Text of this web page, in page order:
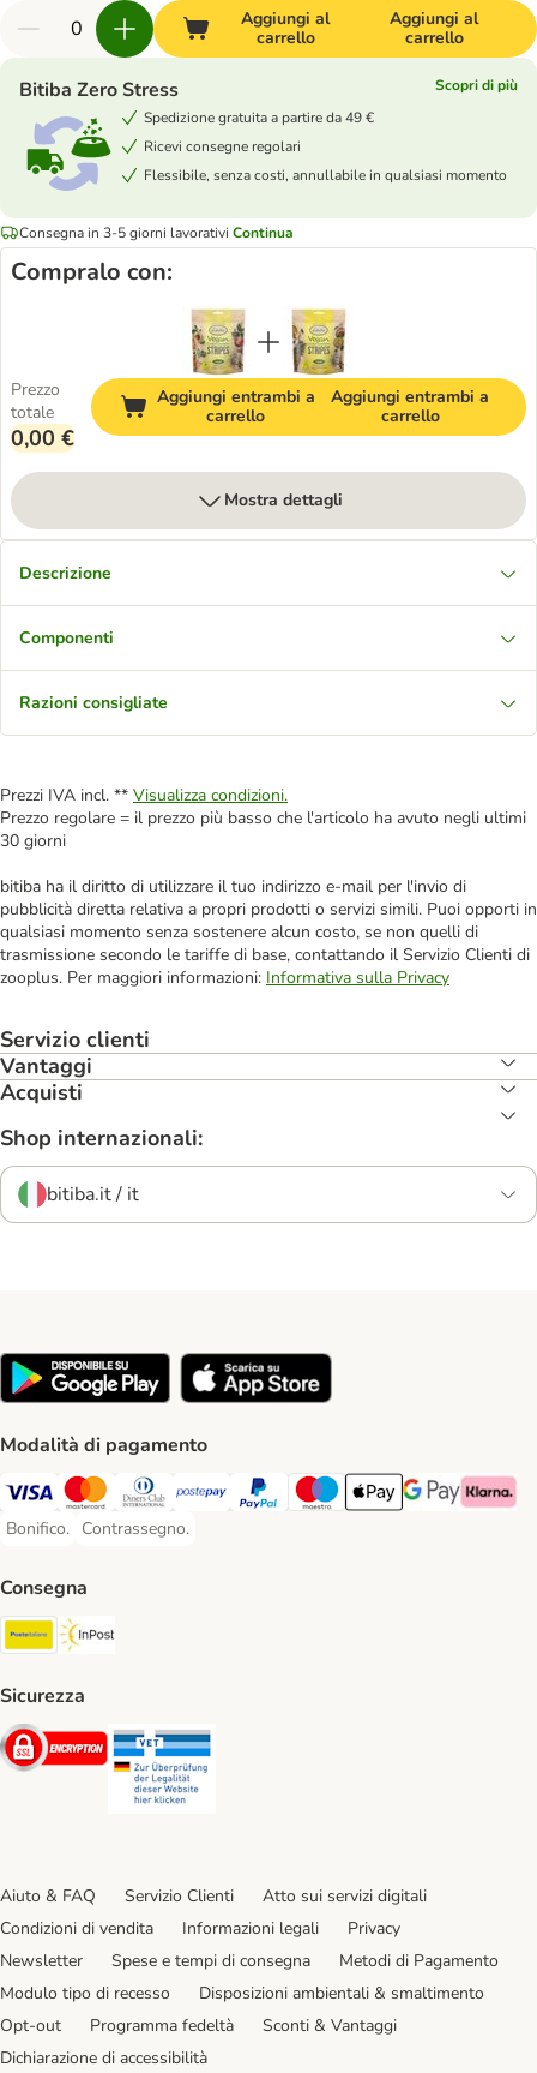
Aggiungi al
carrello
Aggiungi al
carrello
Bitiba Zero Stress
Scopri di più
Spedizione gratuita a partire da 49 €
Ricevi consegne regolari
Flessibile, senza costi, annullabile in qualsiasi momento
Consegna in 3-5 giorni lavorativi Continua
Compralo con:
Prezzo
totale
0,00 €
Aggiungi entrambi a
carrello
Aggiungi entrambi a
carrello
Mostra dettagli
Descrizione
Componenti
Razioni consigliate
Prezzi IVA incl. ** Visualizza condizioni.
Prezzo regolare = il prezzo più basso che l'articolo ha avuto negli ultimi
30 giorni
bitiba ha il diritto di utilizzare il tuo indirizzo e-mail per l'invio di
pubblicità diretta relativa a propri prodotti o servizi simili. Puoi opporti in
qualsiasi momento senza sostenere alcun costo, se non quelli di
trasmissione secondo le tariffe di base, contattando il Servizio Clienti di
zooplus. Per maggiori informazioni: Informativa sulla Privacy
Servizio clienti
Vantaggi
Acquisti
Shop internazionali:
bitiba.it / it
Modalità di pagamento
Visa. Payment Method
Mastercard. Payment Method
Diners Club. Payment Method
Postepay. Payment Method
PayPal. Payment Method
Maestro. Payment Method
Apple pay. Payment
Google Pay
Klarna
Bonifico.
Bonifico. Payment Method
Contrassegno.
Contrassegno. Payment Method
Consegna
Poste Italiane. Shipping Method
Sicurezza
Security
Aiuto & FAQ Servizio Clienti
Atto sui servizi digitali
Condizioni di vendita
Informazioni legali
Privacy
Newsletter
Spese e tempi di consegna
Metodi di Pagamento
Modulo tipo di recesso
Disposizioni ambientali & smaltimento
Opt-out
Programma fedeltà
Sconti & Vantaggi
Dichiarazione di accessibilità